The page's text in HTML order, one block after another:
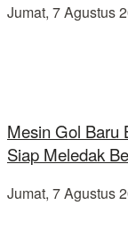
Jumat, 7 Agustus
Mesin Gol Baru
Siap Meledak
Jumat, 7 Agustus